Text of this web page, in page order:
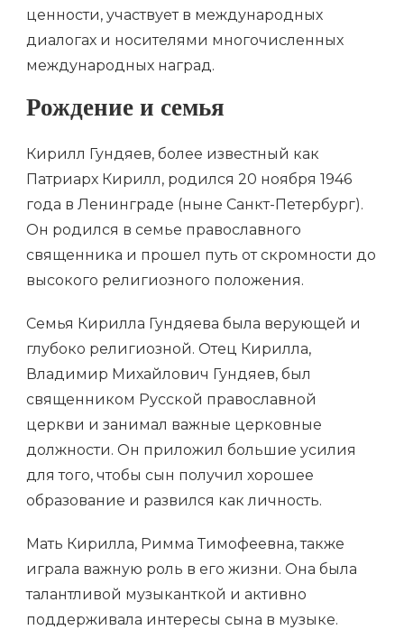
ценности, участвует в международных
диалогах и носителями многочисленных
международных наград.
Рождение и семья
Кирилл Гундяев, более известный как
Патриарх Кирилл, родился 20 ноября 1946
года в Ленинграде (ныне Санкт-Петербург).
Он родился в семье православного
священника и прошел путь от скромности до
высокого религиозного положения.
Семья Кирилла Гундяева была верующей и
глубоко религиозной. Отец Кирилла,
Владимир Михайлович Гундяев, был
священником Русской православной
церкви и занимал важные церковные
должности. Он приложил большие усилия
для того, чтобы сын получил хорошее
образование и развился как личность.
Мать Кирилла, Римма Тимофеевна, также
играла важную роль в его жизни. Она была
талантливой музыканткой и активно
поддерживала интересы сына в музыке.